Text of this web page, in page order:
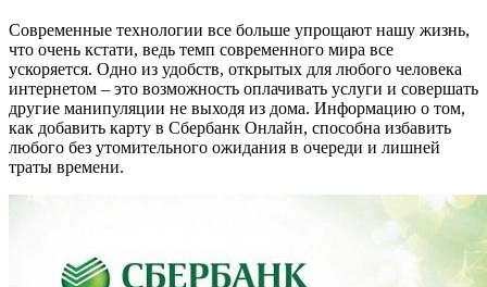
Современные технологии все больше упрощают нашу жизнь,
что очень кстати, ведь темп современного мира все
ускоряется. Одно из удобств, открытых для любого человека
интернетом – это возможность оплачивать услуги и совершать
другие манипуляции не выходя из дома. Информацию о том,
как добавить карту в Сбербанк Онлайн, способна избавить
любого без утомительного ожидания в очереди и лишней
траты времени.